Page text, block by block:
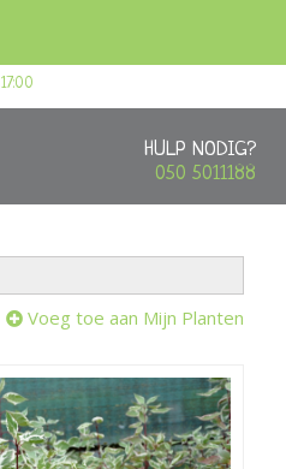
HULP NODIG?
050 5011188
17:00
Voeg toe aan Mijn Planten